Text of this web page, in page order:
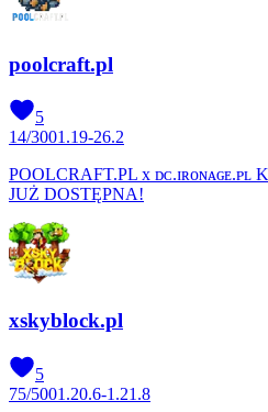
poolcraft.pl
5
14/3001.19-26.2
POOLCRAFT.PL x
JUŻ DOSTĘPNA!
xskyblock.pl
5
75/5001.20.6-1.21.8